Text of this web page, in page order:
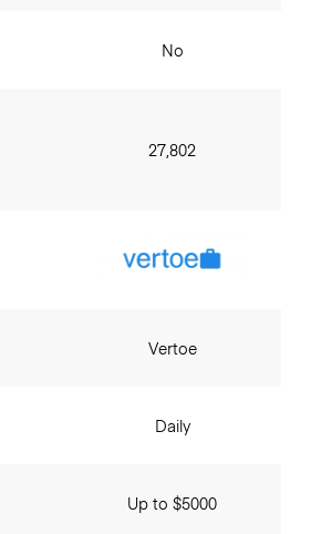
No
27,802
Vertoe
Daily
Up to $5000